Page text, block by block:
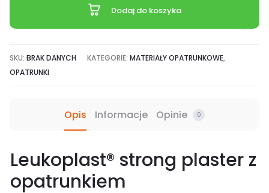
mocnej
przylepności
Dodaj do koszyka
SKU:BRAK DANYCH KATEGORIE:MATERIAŁY OPATRUNKOWE,
OPATRUNKI
Opis Informacje Opinie 0
Leukoplast® strong plaster z
opatrunkiem